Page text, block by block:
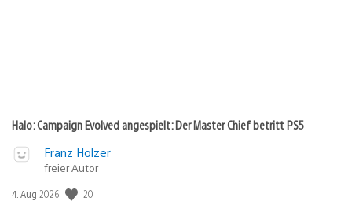
Halo: Campaign Evolved angespielt: Der Master Chief betritt PS5
Franz Holzer
freier Autor
Veröffentlichungsdatum:
4. Aug 2026 20